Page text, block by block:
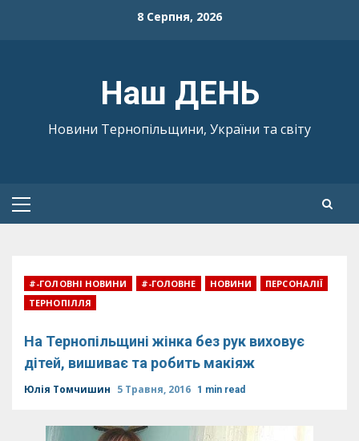
8 Серпня, 2026
Наш ДЕНЬ
Новини Тернопільщини, України та світу
Primary
#-ГОЛОВНІ НОВИНИ #-ГОЛОВНЕ НОВИНИ
ПЕРСОНАЛІЇ
ТЕРНОПІЛЛЯ
На Тернопільщині жінка без рук виховує
дітей, вишиває та робить макіяж
Юлія Томчишин 5 Травня, 2016 1 min read